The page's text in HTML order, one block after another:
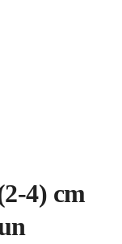
4) cm